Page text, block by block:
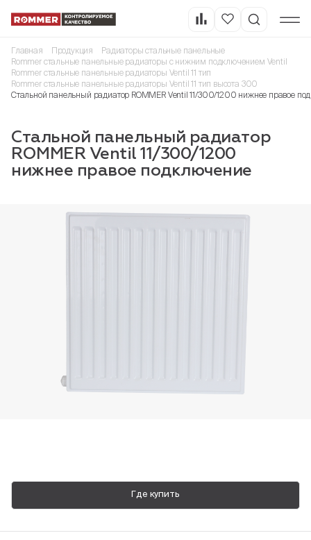
Пн-Пт, 9:00—18:00
Главная Продукция
Радиаторы стальные панельные
Rommer стальные панельные радиаторы с нижним подключением Ventil
Rommer стальные панельные радиаторы Ventil 11 тип
Rommer стальные панельные радиаторы Ventil 11 тип высота 300
Стальной панельный радиатор ROMMER Ventil 11/300/1200 нижнее правое
Стальной панельный радиатор
ROMMER Ventil 11/300/1200
нижнее правое подключение
Где купить